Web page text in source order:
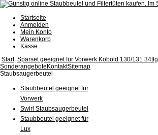
Startseite
Anmelden
Mein Konto
Warenkorb
Kasse
Start Sparset geeignet für Vorwerk Kobold 130/131 34tlg
Sonderangebote KontaktSitemap
Staubsaugerbeutel
Staubbeutel geeignet für
Vorwerk
Swirl Staubsaugerbeutel
Staubbeutel geeignet für
Lux